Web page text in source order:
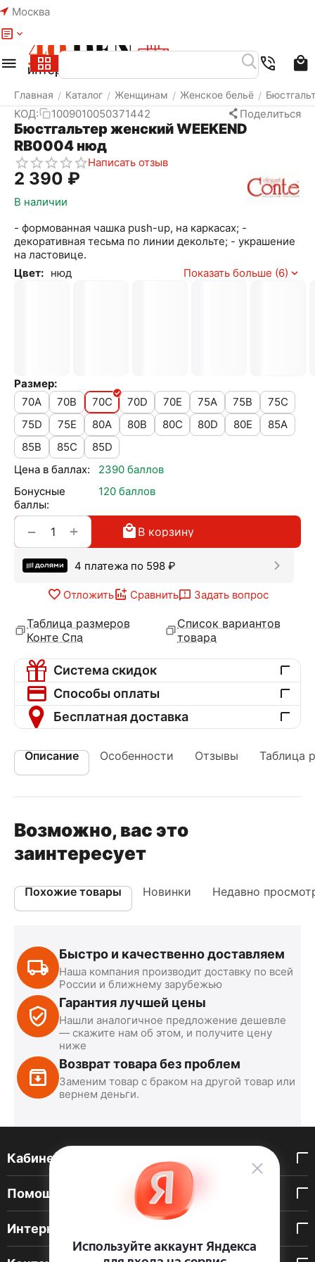
Москва
Главная / Каталог / Женщинам / Женское бельё /
КОД: 1009010050371442 Поделиться
Бюстгальтер женский WEEKEND
RB0004 нюд
Написать отзыв
2 390 ₽
В наличии
- формованная чашка push-up, на каркасах; -
декоративная тесьма по линии декольте; - украшение
на ластовице.
Цвет: нюд Показать больше (6)
Размер:
70A
70B 70C 70D 70E 75A 75B
75C
75D
75E 80A 80B 80C 80D 80E
85A
85B
85C
85D
Цена в баллах:
2390 баллов
Бонусные
баллы:
120 баллов
+
− В корзину
4 платежа по 598 ₽
Отложить Сравнить Задать вопрос
Таблица размеров
Конте Спа
Список вариантов
товара
Система скидок
Способы оплаты
Бесплатная доставка
Описание Особенности Отзывы Таблица
Возможно, вас это
заинтересует
Похожие товары Новинки Недавно
Быстро и качественно доставляем
Наша компания производит доставку по всей
России и ближнему зарубежью
Гарантия лучшей цены
Нашли аналогичное предложение дешевле
— скажите нам об этом, и получите цену
ниже
Возврат товара без проблем
Заменим товар с браком на другой товар или
вернем деньги.
Кабинет покупателя
Помощь покупателю
Интернет-магазин
Меню